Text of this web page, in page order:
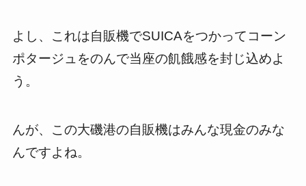
よし、これは自販機でSUICAをつかってコーン
ポタージュをのんで当座の飢餓感を封じ込めよ
う。
んが、この大磯港の自販機はみんな現金のみな
んですよね。